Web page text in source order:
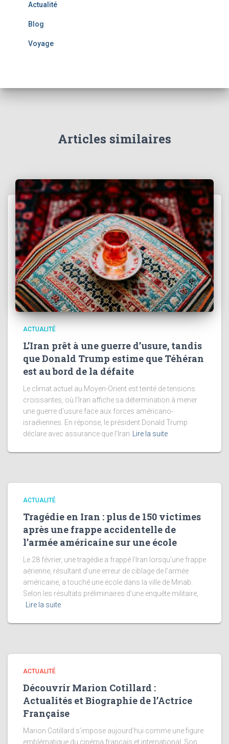
Actualité
Blog
Voyage
Articles similaires
ACTUALITÉ
L’Iran prêt à une guerre d’usure, tandis
que Donald Trump estime que Téhéran
est au bord de la défaite
Le climat actuel au Moyen-Orient est teinté de tensions
croissantes, où l’Iran affiche sa détermination à mener
une guerre d’usure face aux forces américano-
israéliennes. En réponse, le président Donald Trump
déclare avec assurance que l’Iran
Lire la suite
ACTUALITÉ
Tragédie en Iran : plus de 150 victimes
après une frappe accidentelle de
l’armée américaine sur une école
Le 28 février, une tragédie a frappé l’Iran lorsqu’une frappe
aérienne, résultant d’une erreur de ciblage de l’armée
américaine, a touché une école dans la ville de Minab.
Selon les résultats préliminaires d’une enquête militaire,
Lire la suite
ACTUALITÉ
Découvrir Marion Cotillard :
Actualités et Biographie de l’Actrice
Française
Marion Cotillard s’impose aujourd’hui comme une figure
emblématique du cinéma français et international. Son